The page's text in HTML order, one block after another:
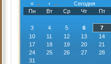
«
‹ Сегодня
Пн
Вт Ср Чт Пт
3
4 5 6 7
10
11 12 13 14
17
18 19 20 21
24
25 26 27 28
31